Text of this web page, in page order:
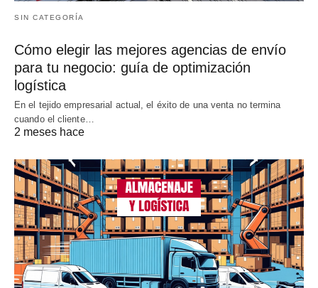
SIN CATEGORÍA
Cómo elegir las mejores agencias de envío
para tu negocio: guía de optimización
logística
En el tejido empresarial actual, el éxito de una venta no termina
cuando el cliente…
2 meses hace